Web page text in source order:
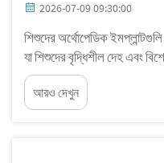
2026-07-09 09:30:00
শিশুদের অর্থোপেডিক
যা শিশুদের বৃদ্ধিশীল দেহ এবং
ডিজাইন করা হয়।
শিশুদের অর্থোপেডিক
করতে হবে...
আরও দেখুন